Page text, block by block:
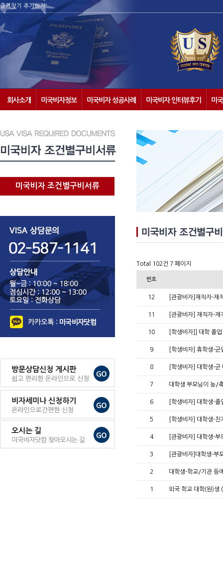
즐겨찾기 추가하기
회사소개 미국비자정보 미국비자 성공사례 미국비자 인터뷰후기 미
미국비자 조건별구비서류
Total 102건 7 페이지
번호
12 [관광비자]재직자-재
11 [관광비자] 재직자-
10 [학생비자]] 대학 졸
9 [학생비자] 휴학생-
8 [학생비자] 대학생-
7 대학생 부모님이 농/
6 [학생비자] 대학생-
5 [학생비자] 대학생-
4 [관광비자] 대학생-
3 [관광비자]대학생-부
2 대학생-학교/기관 등
1 외국 학교 대학(원)생